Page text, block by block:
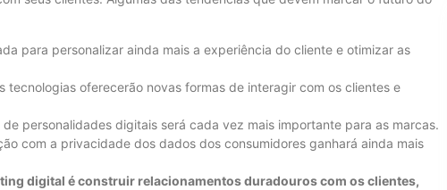
para personalizar ainda mais a experiência do cliente e otimizar as
tecnologias oferecerão novas formas de interagir com os clientes e
de personalidades digitais será cada vez mais importante para as marcas.
com a privacidade dos dados dos consumidores ganhará ainda mais
digital é construir relacionamentos duradouros com os clientes,